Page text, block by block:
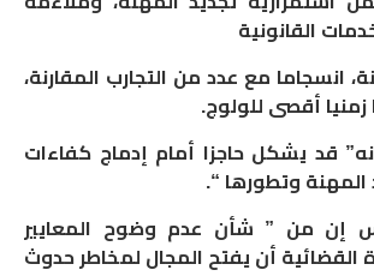
القانونية
بإلغاء سقف السن الأقصى 45 سنة، انسجاما مع عدد من التجارب المقارنة،
زمنيا أقصى للولوج.
قد يشكل حاجزا أمام إدماج كفاءات
المهنة وتطورها “.
إن من ” شأن عدم وضوح المعايير
أن يفتح المجال لمخاطر حدوث